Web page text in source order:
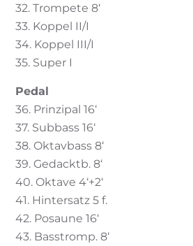
32. Trompete 8‘
33. Koppel II/I
34. Koppel III/I
35. Super I
Pedal
36. Prinzipal 16‘
37. Subbass 16‘
38. Oktavbass 8‘
39. Gedacktb. 8‘
40. Oktave 4‘+2‘
41. Hintersatz 5 f.
42. Posaune 16‘
43. Basstromp. 8‘